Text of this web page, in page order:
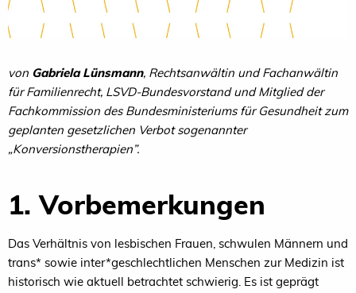
von Gabriela Lünsmann, Rechtsanwältin und Fachanwältin
für Familienrecht, LSVD-Bundesvorstand und Mitglied der
Fachkommission des Bundesministeriums für Gesundheit zum
geplanten gesetzlichen Verbot sogenannter
„Konversionstherapien”.
1. Vorbemerkungen
Das Verhältnis von lesbischen Frauen, schwulen Männern und
trans* sowie inter*geschlechtlichen Menschen zur Medizin ist
historisch wie aktuell betrachtet schwierig. Es ist geprägt